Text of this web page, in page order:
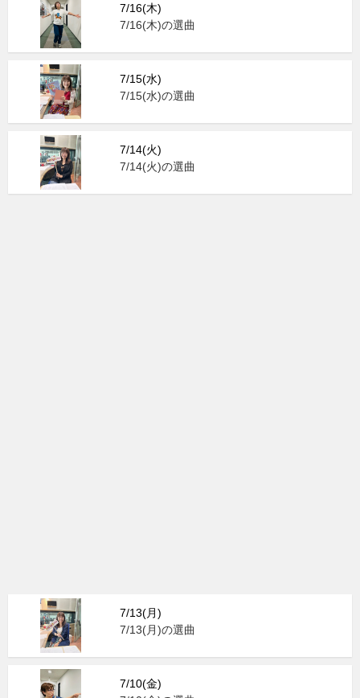
7/16(木)
7/16(木)の選曲
7/15(水)
7/15(水)の選曲
7/14(火)
7/14(火)の選曲
7/13(月)
7/13(月)の選曲
7/10(金)